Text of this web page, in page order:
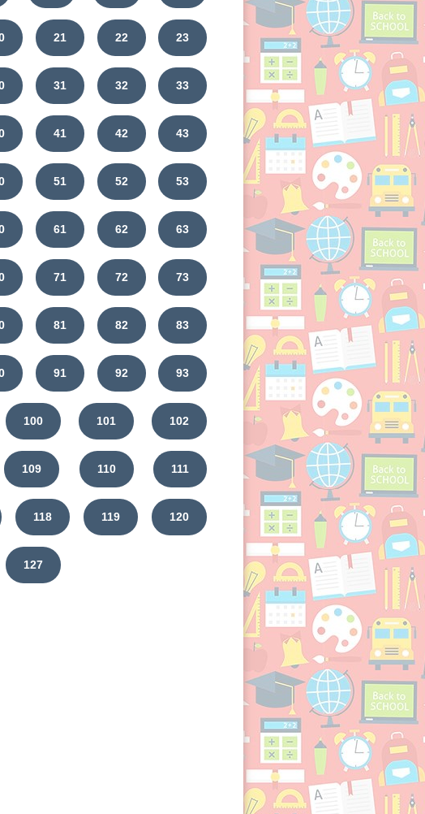
21 22 23
31 32 33
41 42 43
51 52 53
61 62 63
71 72 73
81 82 83
91 92 93
100 101 102
109 110 111
118 119 120
127